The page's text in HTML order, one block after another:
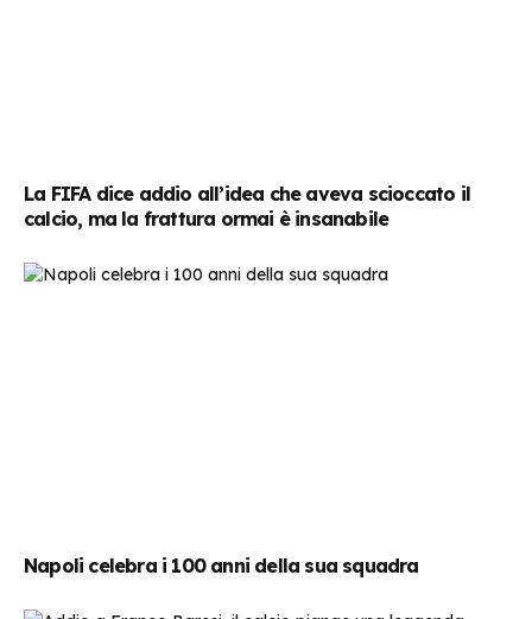
La FIFA dice addio all’idea che aveva scioccato il
calcio, ma la frattura ormai è insanabile
Napoli celebra i 100 anni della sua squadra